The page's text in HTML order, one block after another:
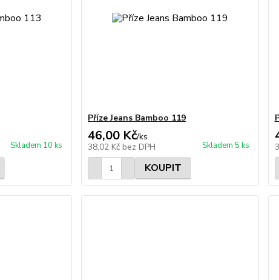
Skladem 10 ks
Příze Jeans Bamboo 119
46,00 Kč/ks
38,02 Kč bez DPH Skladem 5 ks
KOUPIT